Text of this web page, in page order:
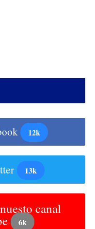
12k
13k
canal
6k